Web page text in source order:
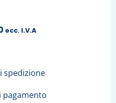
ecc. I.V.A
spedizione
pagamento